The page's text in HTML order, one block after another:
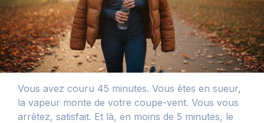
Vous avez couru 45 minutes. Vous êtes en sueur,
la vapeur monte de votre coupe-vent. Vous vous
arrêtez, satisfait. Et là, en moins de 5 minutes, le